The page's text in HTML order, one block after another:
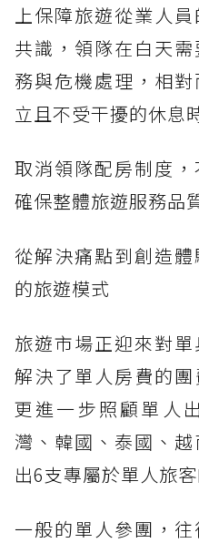
上保障旅遊從業人
共識，領隊在白天
務與危機處理，相
立且不受干擾的休息
取消領隊配房制度
確保整體旅遊服務品
從解決痛點到創造
的旅遊模式
旅遊市場正迎來對單
解決了單人房費的團
更進一步照顧單人
灣、韓國、泰國、
出6支專屬於單人旅
一般的單人參團，